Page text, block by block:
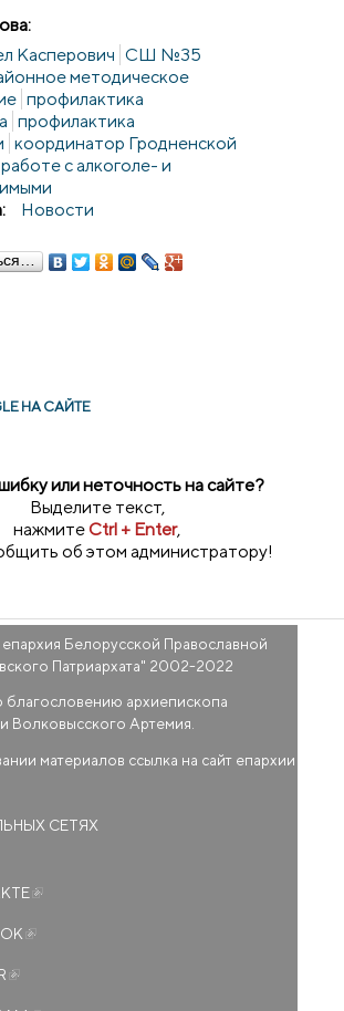
Касперович СШ №35
методическое
профилактика
профилактика
координатор Гродненской
с алкоголе- и
Новости
НА САЙТЕ
или неточность на сайте?
Выделите текст,
нажмитеCtrl + Enter,
об этом администратору!
епархия Белорусской Православной
Патриархата" 2002-2022
благословению архиепископа
Волковысского Артемия.
материалов ссылка на сайт епархии
СЕТЯХ